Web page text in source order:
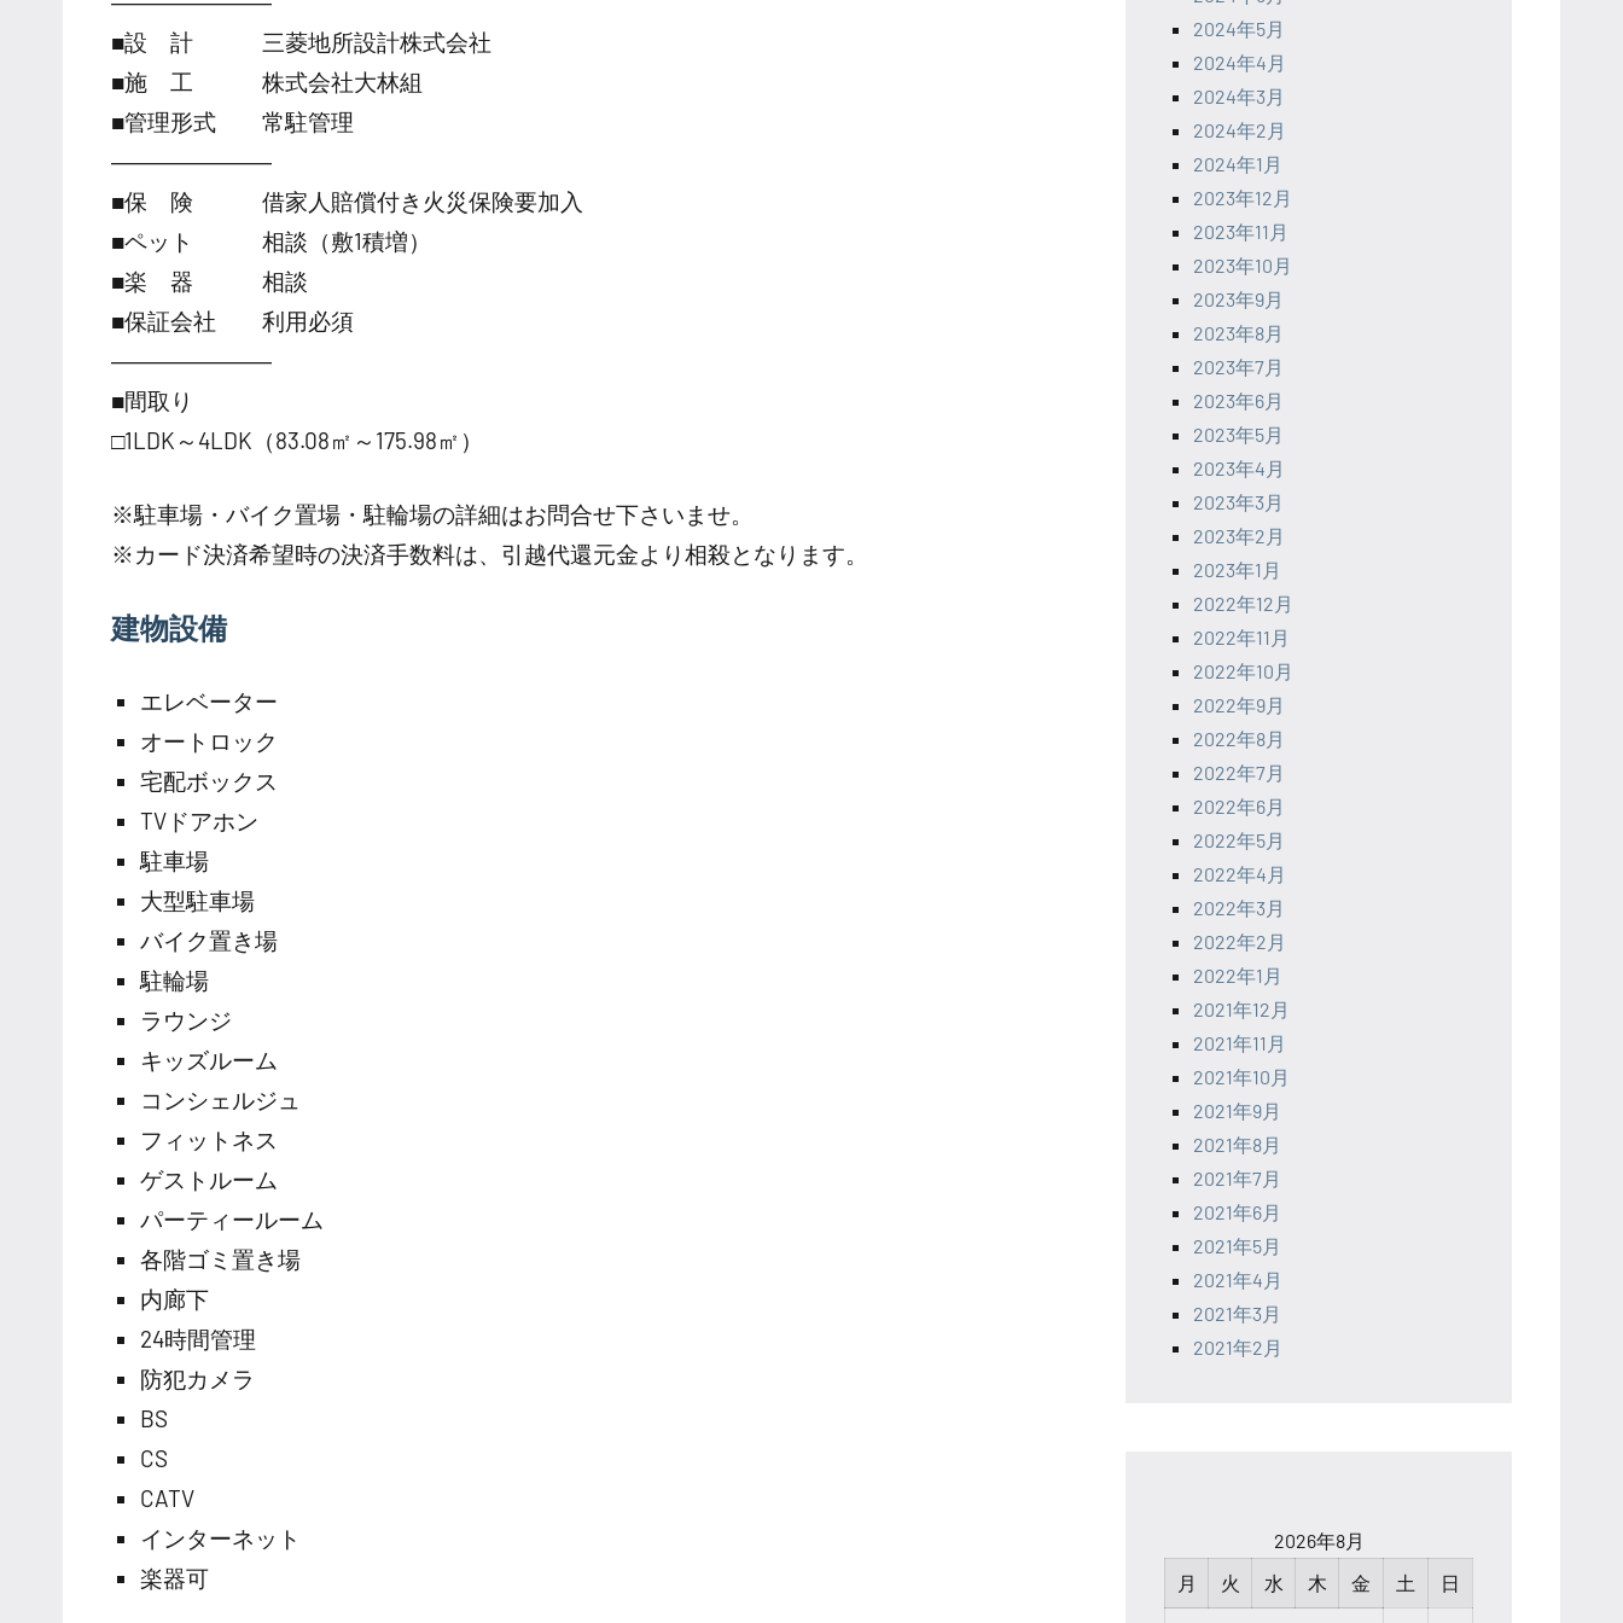
■設 計 三菱地所設計株式会社
■施 工 株式会社大林組
■管理形式 常駐管理
―――――――
■保 険 借家人賠償付き火災保険要加入
■ペット 相談（敷1積増）
■楽 器 相談
■保証会社 利用必須
―――――――
■間取り
□1LDK～4LDK（83.08㎡～175.98㎡）
※駐車場・バイク置場・駐輪場の詳細はお問合せ下さいませ。
※カード決済希望時の決済手数料は、引越代還元金より相殺となります。
建物設備
エレベーター
オートロック
宅配ボックス
TVドアホン
駐車場
大型駐車場
バイク置き場
駐輪場
ラウンジ
キッズルーム
コンシェルジュ
フィットネス
ゲストルーム
パーティールーム
各階ゴミ置き場
内廊下
24時間管理
防犯カメラ
BS
CS
CATV
インターネット
楽器可
2024年5月
2024年4月
2024年3月
2024年2月
2024年1月
2023年12月
2023年11月
2023年10月
2023年9月
2023年8月
2023年7月
2023年6月
2023年5月
2023年4月
2023年3月
2023年2月
2023年1月
2022年12月
2022年11月
2022年10月
2022年9月
2022年8月
2022年7月
2022年6月
2022年5月
2022年4月
2022年3月
2022年2月
2022年1月
2021年12月
2021年11月
2021年10月
2021年9月
2021年8月
2021年7月
2021年6月
2021年5月
2021年4月
2021年3月
2021年2月
2026年8月
月
火 水 木 金 土 日